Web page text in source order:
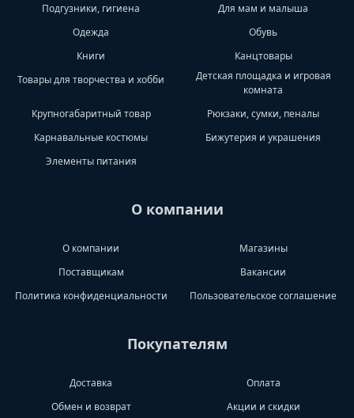
Подгузники, гигиена
Для мам и малыша
Одежда
Обувь
Книги
Канцтовары
Товары для творчества и хобби
Детская площадка и игровая
комната
Крупногабаритный товар
Рюкзаки, сумки, пеналы
Карнавальные костюмы
Бижутерия и украшения
Элементы питания
О компании
О компании
Магазины
Поставщикам
Вакансии
Политика конфиденциальности
Пользовательское соглашение
Покупателям
Доставка
Оплата
Обмен и возврат
Акции и скидки